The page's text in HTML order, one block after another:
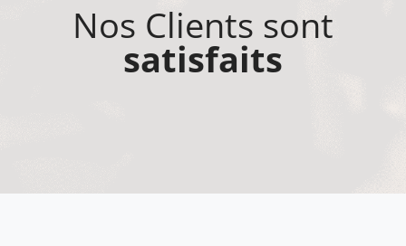
Nos Clients sont
satisfaits